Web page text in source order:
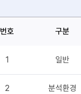
번호 구분
1 일반
2 분석환경